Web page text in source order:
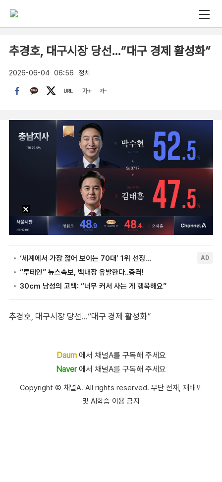
추경호, 대구시장 당선…“대구 경제 활성화”
2026-06-04 06:56 정치
추경호, 대구시장 당선…“대구 경제 활성화”
Daum에서 채널A를 구독해 주세요
Naver에서 채널A를 구독해 주세요
Copyright Ⓒ 채널A. All rights reserved. 무단 전재, 재배포
및 AI학습 이용 금지